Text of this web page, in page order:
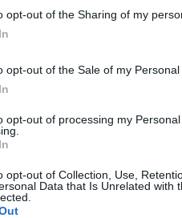
opt-out of the Sharing of my
opt-out of the Sale of my Personal
opt-out of processing my
opt-out of Collection, Use,
Data that Is Unrelated with